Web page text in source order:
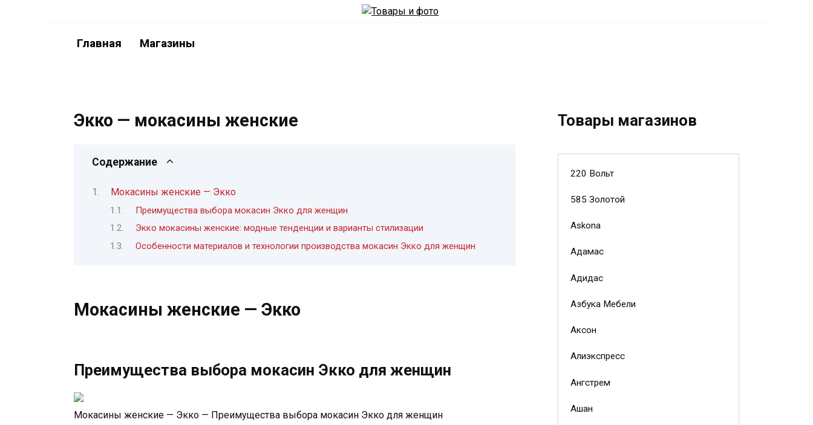
Главная Магазины
Экко — мокасины женские
Содержание
Мокасины женские — Экко
Преимущества выбора мокасин Экко для женщин
Экко мокасины женские: модные тенденции и варианты стилизации
Особенности материалов и технологии производства мокасин Экко для женщин
Мокасины женские — Экко
Преимущества выбора мокасин Экко для женщин
Мокасины женские — Экко — Преимущества выбора мокасин Экко для женщин
Товары магазинов
220 Вольт
585 Золотой
Askona
Адамас
Адидас
Азбука Мебели
Аксон
Алиэкспресс
Ангстрем
Ашан